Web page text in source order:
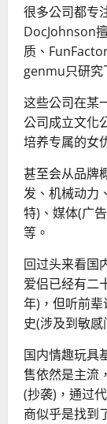
很多公司都专
DocJohnson
质、
genmu只研究
这些公司在某
公司成立文化
培养专属的女
甚至会从品牌
发、机械动力
特)、媒体(广
等。
回过头来看国
爱侣已经有二
年)，但听前
史(涉及到敏感
国内情趣玩具
售依然是主流
(抄袭)，通过
商似乎是找到